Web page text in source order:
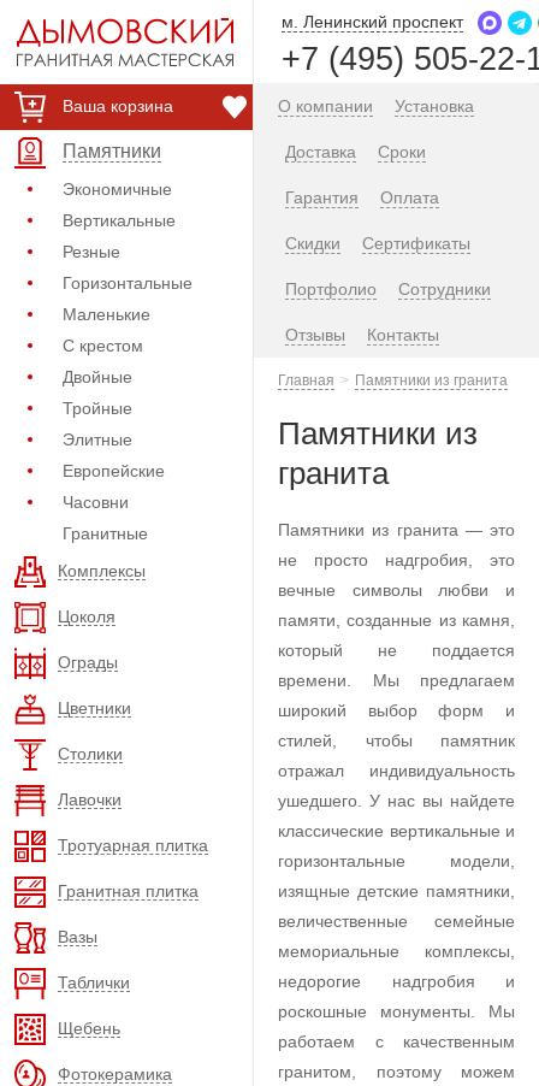
Ваша корзина
Памятники
Экономичные
Вертикальные
Резные
Горизонтальные
Маленькие
С крестом
Двойные
Тройные
Элитные
Европейские
Часовни
Гранитные
Комплексы
Цоколя
Ограды
Цветники
Столики
Лавочки
Тротуарная плитка
Гранитная плитка
Вазы
Таблички
Щебень
Фотокерамика
м. Ленинский проспект
+7 (495) 505-22-
О компании Установка
Доставка Сроки
Гарантия Оплата
Скидки Сертификаты
Портфолио Сотрудники
Отзывы Контакты
Главная Памятники из гранита
Памятники из
гранита
Памятники из гранита — это
не просто надгробия, это
вечные символы любви и
памяти, созданные из камня,
который не поддается
времени. Мы предлагаем
широкий выбор форм и
стилей, чтобы памятник
отражал индивидуальность
ушедшего. У нас вы найдете
классические вертикальные и
горизонтальные модели,
изящные детские памятники,
величественные семейные
мемориальные комплексы,
недорогие надгробия и
роскошные монументы. Мы
работаем с качественным
гранитом, поэтому можем